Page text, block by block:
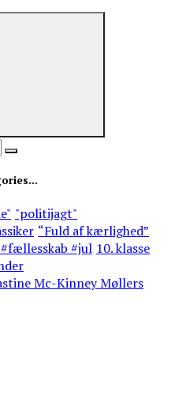
"politijagt"
“Fuld af kærlighed”
#jul 10. klasse
Mc-Kinney Møllers